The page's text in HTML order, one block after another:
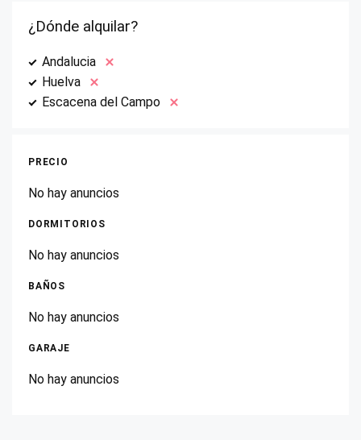
¿Dónde alquilar?
Andalucia
Huelva
Escacena del Campo
PRECIO
No hay anuncios
DORMITORIOS
No hay anuncios
BAÑOS
No hay anuncios
GARAJE
No hay anuncios